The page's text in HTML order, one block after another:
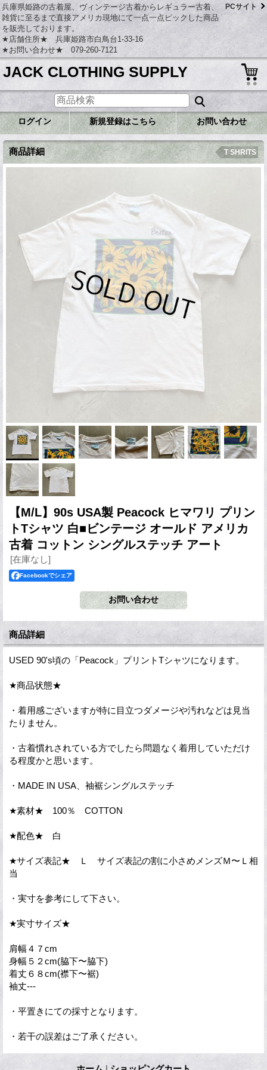
兵庫県姫路の古着屋、ヴィンテージ古着からレギュラー古着、
雑貨に至るまで直接アメリカ現地にて一点一点ピックした商品
を販売しております。
★店舗住所★ 兵庫姫路市白鳥台1-33-16
★お問い合わせ★ 079-260-7121
PCサイト
JACK CLOTHING SUPPLY
ログイン 新規登録はこちら お問い合わせ
商品詳細 T SHRITS
【M/L】90s USA製 Peacock ヒマワリ プリン
トTシャツ 白■ビンテージ オールド アメリカ
古着 コットン シングルステッチ アート
[在庫なし]
Facebookでシェア
商品詳細
USED 90's頃の「Peacock」プリントTシャツになります。
★商品状態★
・着用感ございますが特に目立つダメージや汚れなどは見当
たりません。
・古着慣れされている方でしたら問題なく着用していただけ
る程度かと思います。
・MADE IN USA、袖裾シングルステッチ
★素材★ 100％ COTTON
★配色★ 白
★サイズ表記★ Ｌ サイズ表記の割に小さめメンズＭ〜Ｌ相
当
・実寸を参考にして下さい。
★実寸サイズ★
肩幅４７cm
身幅５２cm(脇下〜脇下)
着丈６８cm(襟下〜裾)
袖丈---
・平置きにての採寸となります。
・若干の誤差はご了承ください。